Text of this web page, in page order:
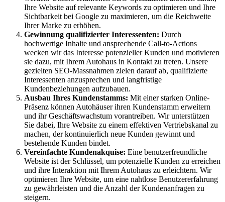
Ihre Website auf relevante Keywords zu optimieren und Ihre
Sichtbarkeit bei Google zu maximieren, um die Reichweite
Ihrer Marke zu erhöhen.
Gewinnung qualifizierter Interessenten: Durch
hochwertige Inhalte und ansprechende Call-to-Actions
wecken wir das Interesse potenzieller Kunden und motivieren
sie dazu, mit Ihrem Autohaus in Kontakt zu treten. Unsere
gezielten SEO-Massnahmen zielen darauf ab, qualifizierte
Interessenten anzusprechen und langfristige
Kundenbeziehungen aufzubauen.
Ausbau Ihres Kundenstamms: Mit einer starken Online-
Präsenz können Autohäuser ihren Kundenstamm erweitern
und ihr Geschäftswachstum vorantreiben. Wir unterstützen
Sie dabei, Ihre Website zu einem effektiven Vertriebskanal zu
machen, der kontinuierlich neue Kunden gewinnt und
bestehende Kunden bindet.
Vereinfachte Kundenakquise: Eine benutzerfreundliche
Website ist der Schlüssel, um potenzielle Kunden zu erreichen
und ihre Interaktion mit Ihrem Autohaus zu erleichtern. Wir
optimieren Ihre Website, um eine nahtlose Benutzererfahrung
zu gewährleisten und die Anzahl der Kundenanfragen zu
steigern.